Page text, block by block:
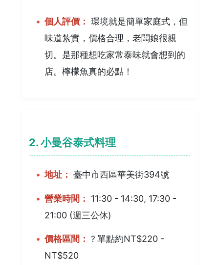
個人評價： 環境就是簡單家庭式，但
味道紮實，價格合理，老闆娘很親
切。是那種想吃家常泰味就會想到的
店。檸檬魚真的必點！
2. 小曼谷泰式料理
地址： 臺中市西區華美街394號
營業時間：
11:30 - 14:30, 17:30 -
21:00 (週三公休)
價格區間： ? 單點約NT$220 -
NT$520